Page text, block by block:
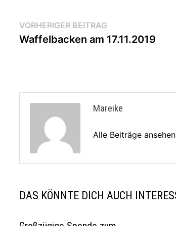
Beitragsnavigation
VORHERIGER BEITRAG
Beitrag:
Waffelbacken am 17.11.2019
Mareike
Alle Beiträge
DAS KÖNNTE DICH AUCH